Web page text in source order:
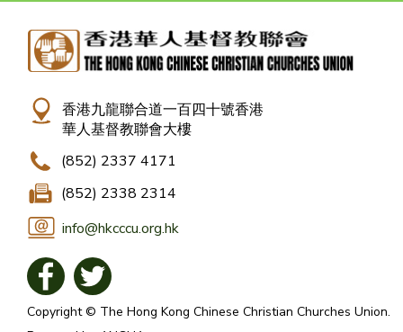
香港九龍聯合道一百四十號香港
華人基督教聯會大樓
(852) 2337 4171
(852) 2338 2314
info@hkcccu.org.hk
Copyright © The Hong Kong Chinese Christian Churches Union.